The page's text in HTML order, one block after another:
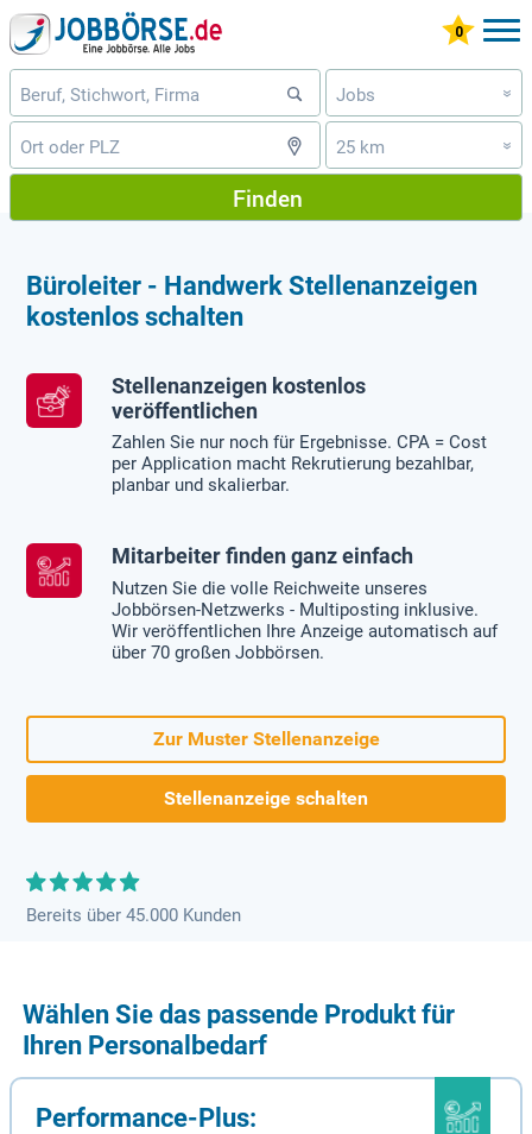
Jobs »
25 km »
Finden
Büroleiter - Handwerk Stellenanzeigen
kostenlos schalten
Stellenanzeigen kostenlos
veröffentlichen
Zahlen Sie nur noch für Ergebnisse. CPA = Cost
per Application macht Rekrutierung bezahlbar,
planbar und skalierbar.
Mitarbeiter finden ganz einfach
Nutzen Sie die volle Reichweite unseres
Jobbörsen-Netzwerks - Multiposting inklusive.
Wir veröffentlichen Ihre Anzeige automatisch auf
über 70 großen Jobbörsen.
Zur Muster Stellenanzeige
Stellenanzeige schalten
Bereits über 45.000 Kunden
Wählen Sie das passende Produkt für
Ihren Personalbedarf
Performance-Plus: